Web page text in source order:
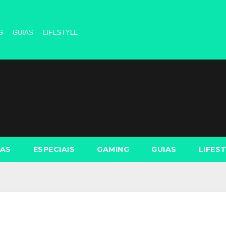
GUIAS LIFESTYLE
ESPECIAIS GAMING GUIAS